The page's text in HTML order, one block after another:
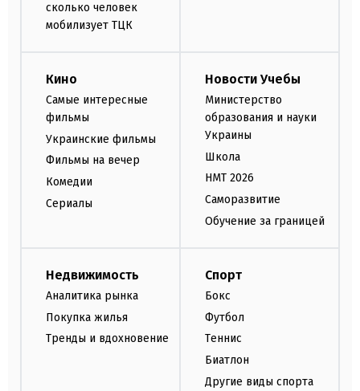
сколько человек
мобилизует ТЦК
Кино
Самые интересные
фильмы
Украинские фильмы
Фильмы на вечер
Комедии
Сериалы
Новости Учебы
Министерство
образования и науки
Украины
Школа
НМТ 2026
Саморазвитие
Обучение за границей
Недвижимость
Аналитика рынка
Покупка жилья
Тренды и вдохновение
Спорт
Бокс
Футбол
Теннис
Биатлон
Другие виды спорта